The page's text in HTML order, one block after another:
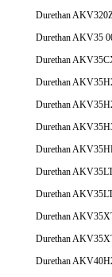
Durethan
Durethan AKV35
Durethan
Durethan
Durethan
Durethan
Durethan
Durethan
Durethan
Durethan
Durethan
Durethan